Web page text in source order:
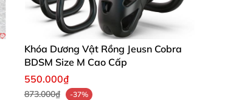
Khóa Dương Vật Rồng Jeusn Cobra
BDSM Size M Cao Cấp
550.000₫
873.000₫ -37%